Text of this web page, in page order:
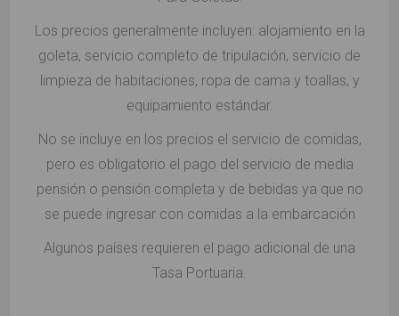
Los precios generalmente incluyen: alojamiento en la
goleta, servicio completo de tripulación, servicio de
limpieza de habitaciones, ropa de cama y toallas, y
equipamiento estándar.
No se incluye en los precios el servicio de comidas,
pero es obligatorio el pago del servicio de media
pensión o pensión completa y de bebidas ya que no
se puede ingresar con comidas a la embarcación
Algunos países requieren el pago adicional de una
Tasa Portuaria.